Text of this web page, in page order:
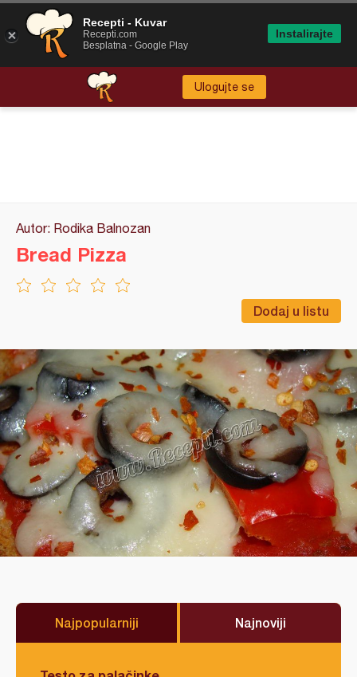
Ulogujte se
Autor: Rodika Balnozan
Dodaj u listu
Bread Pizza
Najpopularniji Najnoviji
Recepti - Kuvar
Recepti.com
Besplatna - Google Play
Instalirajte